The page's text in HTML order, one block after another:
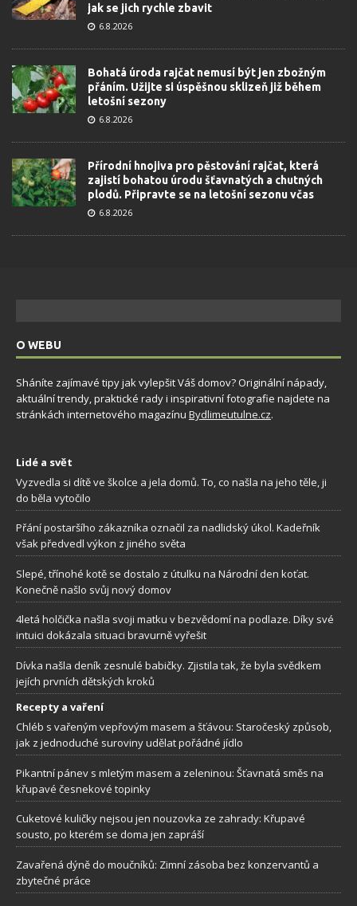
jak se jich rychle zbavit
6.8.2026
Bohatá úroda rajčat nemusí být jen zbožným
přáním. Užijte si úspěšnou sklizeň již během
letošní sezony
6.8.2026
Přírodní hnojiva pro pěstování rajčat, která
zajistí bohatou úrodu šťavnatých a chutných
plodů. Připravte se na letošní sezonu včas
6.8.2026
O WEBU
Sháníte zajímavé tipy jak vylepšit Váš domov? Originální nápady,
aktuální trendy, praktické rady i inspirativní fotografie najdete na
stránkách internetového magazínu Bydlimeutulne.cz.
Lidé a svět
Vyzvedla si dítě ve školce a jela domů. To, co našla na jeho těle, ji
do běla vytočilo
Přání postaršího zákazníka označil za nadlidský úkol. Kadeřník
však předvedl výkon z jiného světa
Slepé, třínohé kotě se dostalo z útulku na Národní den koťat.
Konečně našlo svůj nový domov
4letá holčička našla svoji matku v bezvědomí na podlaze. Díky své
intuici dokázala situaci bravurně vyřešit
Dívka našla deník zesnulé babičky. Zjistila tak, že byla svědkem
jejích prvních dětských kroků
Recepty a vaření
Chléb s vařeným vepřovým masem a šťávou: Staročeský způsob,
jak z jednoduché suroviny udělat pořádné jídlo
Pikantní pánev s mletým masem a zeleninou: Šťavnatá směs na
křupavé česnekové topinky
Cuketové kuličky nejsou jen nouzovka ze zahrady: Křupavé
sousto, po kterém se doma jen zapráší
Zavařená dýně do moučníků: Zimní zásoba bez konzervantů a
zbytečné práce